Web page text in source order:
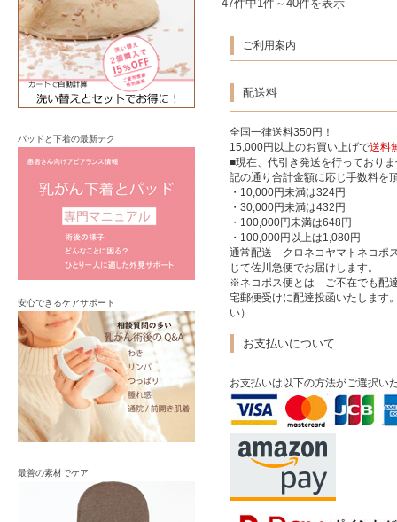
47件中1件～40件を表示
ご利用案内
配送料
全国一律送料350円！
15,000円以上のお買い上げで送料
■現在、代引き発送を行っており
記の通り合計金額に応じ手数料を
・10,000円未満は324円
・30,000円未満は432円
・100,000円未満は648円
・100,000円以上は1,080円
通常配送 クロネコヤマトネコポ
じて佐川急便でお届けします。
※ネコポス便とは ご不在でも配
宅郵便受けに配達投函いたします
い）
お支払いについて
お支払いは以下の方法がご選択い
パッドと下着の最新テク
安心できるケアサポート
最善の素材でケア